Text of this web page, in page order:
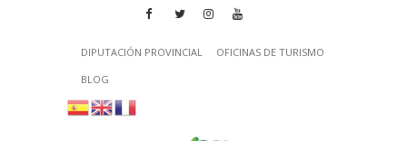
DIPUTACIÓN PROVINCIAL
OFICINAS DE TURISMO
BLOG